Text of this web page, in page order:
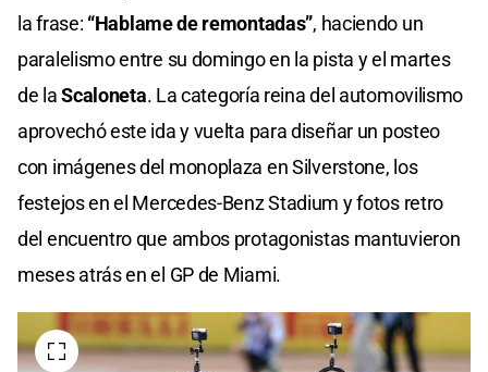
la frase: “Hablame de remontadas”, haciendo un
paralelismo entre su domingo en la pista y el martes
de laScaloneta. La categoría reina del automovilismo
aprovechó este ida y vuelta para diseñar un posteo
con imágenes del monoplaza en Silverstone, los
festejos en el Mercedes-Benz Stadium y fotos retro
del encuentro que ambos protagonistas mantuvieron
meses atrás en el GP de Miami.